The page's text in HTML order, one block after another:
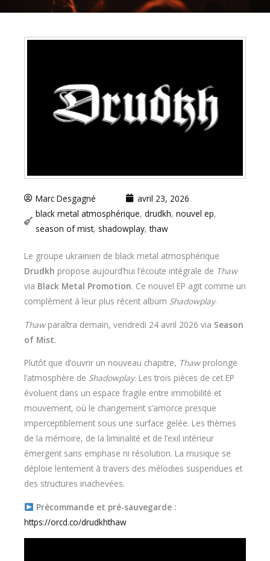
Marc Desgagné
avril 23, 2026
black metal atmosphérique, drudkh, nouvel ep,
season of mist, shadowplay,thaw
Le groupe ukrainien de black metal atmosphérique
Drudkh propose aujourd’hui l’écoute intégrale de Thaw
via Black Metal Promotion. Ce nouvel EP agit comme un
complément à leur plus récent album Shadowplay.
Thawparaîtra demain, vendredi 24 avril 2026 via Season
of Mist.
Plutôt que d’ouvrir un nouveau chapitre, Thawprolonge
l’atmosphère de Shadowplay. Les trois pièces de cet EP
évoluent dans un espace fragile entre immobilité et
mouvement, où le changement s’amorce presque
imperceptiblement sous une surface gelée. Les thèmes
de la mémoire, de la liminalité et de l’exil intérieur
émergent sans emphase ni résolution. La musique se
déploie lentement à travers des mélodies suspendues et
des structures inachevées.
Précommande et pré-sauvegarde :
https://orcd.co/drudkhthaw